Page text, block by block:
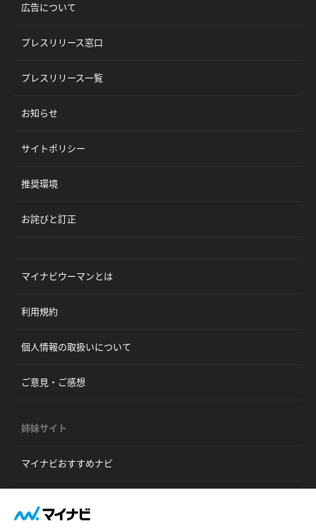
広告について
プレスリリース窓口
プレスリリース一覧
お知らせ
サイトポリシー
推奨環境
お詫びと訂正
マイナビウーマンとは
利用規約
個人情報の取扱いについて
ご意見・ご感想
姉妹サイト
マイナビおすすめナビ